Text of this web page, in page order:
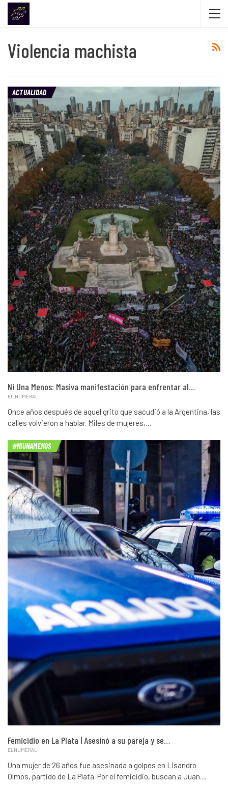
Violencia machista
ACTUALIDAD
Ni Una Menos: Masiva manifestación para enfrentar al…
EL NUMERAL
Once años después de aquel grito que sacudió a la Argentina, las
calles volvieron a hablar. Miles de mujeres,…
#NIUNAMENOS
Femicidio en La Plata | Asesinó a su pareja y se…
ELNUMERAL
Una mujer de 26 años fue asesinada a golpes en Lisandro
Olmos, partido de La Plata. Por el femicidio, buscan a Juan…